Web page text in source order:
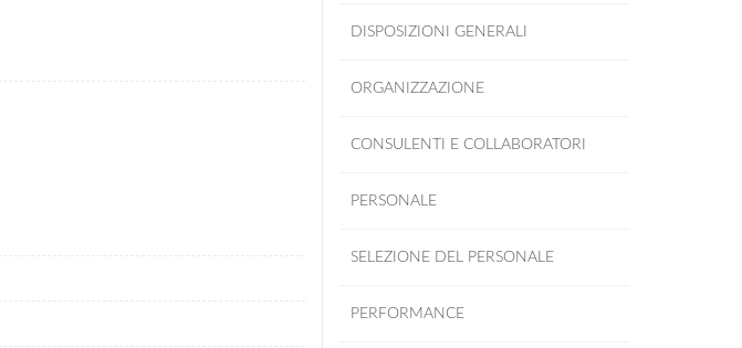
DISPOSIZIONI GENERALI
ORGANIZZAZIONE
CONSULENTI E COLLABORATORI
PERSONALE
SELEZIONE DEL PERSONALE
PERFORMANCE